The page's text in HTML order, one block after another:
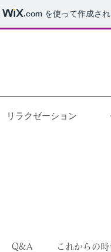
.com を使って作成さ
リラクゼーション
Q&A これからの